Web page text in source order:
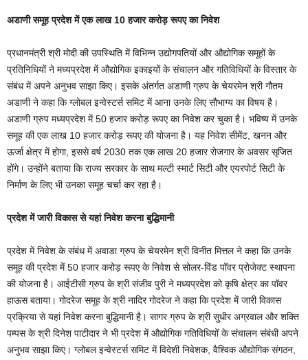
अडाणी समूह प्रदेश में एक लाख 10 हजार करोड़ रूपए का निवेश
प्रधानमंत्री श्री मोदी की उपस्थिति में विभिन्न उद्योगपतियों और औद्योगिक समूहों के
प्रतिनिधियों ने मध्यप्रदेश में औद्योगिक इकाइयों के संचालन और गतिविधियों के विस्तार के
संबंध में अपने अनुभव साझा किए। इसके अंतर्गत अडाणी ग्रुप के चेयरमेन श्री गौतम
अडाणी ने कहा कि ग्लोबल इन्वेस्टर्स समिट में आना उनके लिए सौभाग्य का विषय है।
अडाणी ग्रुप मध्यप्रदेश में 50 हजार करोड़ रूपए का निवेश कर चुका है। भविष्य में उनके
समूह की एक लाख 10 हजार करोड़ रूपए की योजना है। यह निवेश सीमेंट, खनन और
ऊर्जा क्षेत्र में होगा, इससे वर्ष 2030 तक एक लाख 20 हजार रोजगार के अवसर सृजित
होंगे। उन्होंने बताया कि राज्य सरकार के साथ मल्टी स्मार्ट सिटी और एयरपोर्ट सिटी के
निर्माण के लिए भी उनका समूह चर्चा कर रहा है।
प्रदेश में जारी विकास से यहां निवेश करना बुद्धिमानी
प्रदेश में निवेश के संबंध में अवाडा ग्रुप के चेयरमेन श्री विनीत मित्तल ने कहा कि उनके
समूह की प्रदेश में 50 हजार करोड़ रूपए के निवेश से सोलर-विंड पॉवर प्रोजेक्ट स्थापना
की योजना है। आईटीसी ग्रुप के श्री संजीव पुरी ने मध्यप्रदेश को कृषि क्षेत्र का पॉवर
हाऊस बताया। गोदरेज समूह के श्री नादिर गोदरेज ने कहा कि प्रदेश में जारी विकास
प्रक्रिया से यहां निवेश करना बुद्धिमानी है। सागर ग्रुप के श्री सुधीर अग्रवाल और शक्ति
पम्पस के श्री दिनेश पाटीदार ने भी प्रदेश में औद्योगिक गतिविधियों के संचालन संबंधी अपने
अनुभव साझा किए। ग्लोबल इन्वेस्टर्स समिट में विदेशी निवेशक, वैश्विक औद्योगिक संगठन,